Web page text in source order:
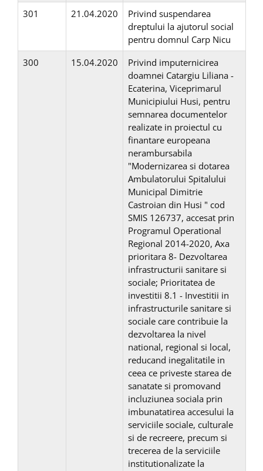
301
21.04.2020
Privind suspendarea
dreptului la ajutorul social
pentru domnul Carp Nicu
300
15.04.2020
Privind imputernicirea
doamnei Catargiu Liliana -
Ecaterina, Viceprimarul
Municipiului Husi, pentru
semnarea documentelor
realizate in proiectul cu
finantare europeana
nerambursabila
"Modernizarea si dotarea
Ambulatorului Spitalului
Municipal Dimitrie
Castroian din Husi " cod
SMIS 126737, accesat prin
Programul Operational
Regional 2014-2020, Axa
prioritara 8- Dezvoltarea
infrastructurii sanitare si
sociale; Prioritatea de
investitii 8.1 - Investitii in
infrastructurile sanitare si
sociale care contribuie la
dezvoltarea la nivel
national, regional si local,
reducand inegalitatile in
ceea ce priveste starea de
sanatate si promovand
incluziunea sociala prin
imbunatatirea accesului la
serviciile sociale, culturale
si de recreere, precum si
trecerea de la serviciile
institutionalizate la